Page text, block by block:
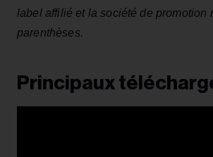
label affilié et la société de promotion
parenthèses.
Principaux